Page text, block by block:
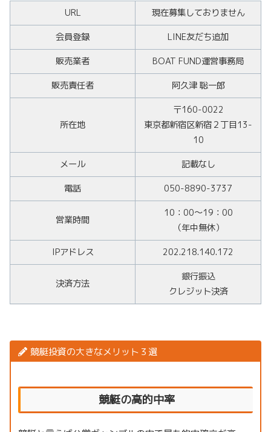
URL
現在募集しておりません
会員登録
LINE友だち追加
販売業者
BOAT FUND運営事務局
販売責任者
阿久津 聡一郎
所在地
〒160-0022
東京都新宿区新宿２丁目13-
10
メール
記載なし
電話
050-8890-3737
営業時間
10：00～19：00
（年中無休）
IPアドレス
202.218.140.172
決済方法
銀行振込
クレジット決済
競艇投資の大きなメリット３選
競艇の高的中率